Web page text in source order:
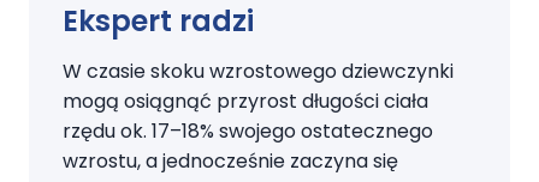
Ekspert radzi
W czasie skoku wzrostowego dziewczynki
mogą osiągnąć przyrost długości ciała
rzędu ok. 17–18% swojego ostatecznego
wzrostu, a jednocześnie zaczyna się